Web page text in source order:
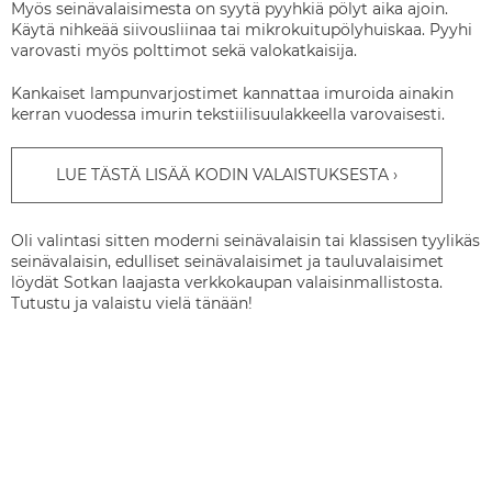
Myös seinävalaisimesta on syytä pyyhkiä pölyt aika ajoin.
Käytä nihkeää siivousliinaa tai mikrokuitupölyhuiskaa. Pyyhi
varovasti myös polttimot sekä valokatkaisija.
Kankaiset lampunvarjostimet kannattaa imuroida ainakin
kerran vuodessa imurin tekstiilisuulakkeella varovaisesti.
LUE TÄSTÄ LISÄÄ KODIN VALAISTUKSESTA
Oli valintasi sitten moderni seinävalaisin tai klassisen tyylikäs
seinävalaisin, edulliset seinävalaisimet ja tauluvalaisimet
löydät Sotkan laajasta verkkokaupan valaisinmallistosta.
Tutustu ja valaistu vielä tänään!